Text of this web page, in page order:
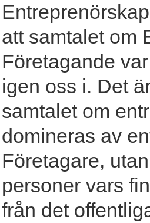
att samtalet om
Företagande
igen oss i. Det
samtalet om
domineras av
Företagare,
personer vars
från det